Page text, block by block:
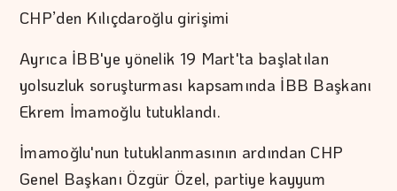
CHP’den Kılıçdaroğlu girişimi
Ayrıca İBB'ye yönelik 19 Mart'ta başlatılan
yolsuzluk soruşturması kapsamında İBB Başkanı
Ekrem İmamoğlu tutuklandı.
İmamoğlu'nun tutuklanmasının ardından CHP
Genel Başkanı Özgür Özel, partiye kayyum